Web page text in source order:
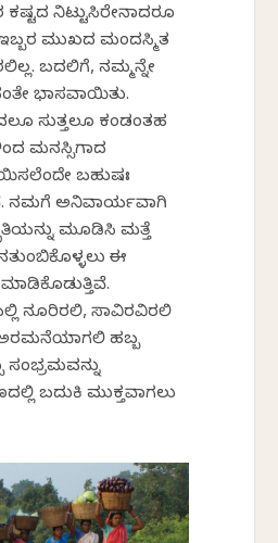
ಕಷ್ಟದ ನಿಟ್ಟುಸಿರೇನಾದರೂ
ಮುಖದ ಮಂದಸ್ಮಿತ
ಬದಲಿಗೆ, ನಮ್ಮನ್ನೇ
ಭಾಸವಾಯಿತು.
ಸುತ್ತಲೂ ಕಂಡಂತಹ
ಮನಸ್ಸಿಗಾದ
ಬಹುಷಃ
ನಮಗೆ ಅನಿವಾರ್ಯವಾಗಿ
ಮೂಡಿಸಿ ಮತ್ತೆ
ಈ
ನೂರಿರಲಿ, ಸಾವಿರವಿರಲಿ
ಹಬ್ಬ
ಸಂಭ್ರಮವನ್ನು
ಬದುಕಿ ಮುಕ್ತವಾಗಲು